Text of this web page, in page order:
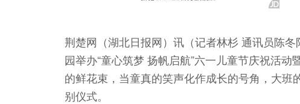
荆楚网（湖北日报网）讯（记者林杉 通讯员陈
园举办“童心筑梦 扬帆启航”六一儿童节庆祝活动
的鲜花束，当童真的笑声化作成长的号角，大
别仪式。